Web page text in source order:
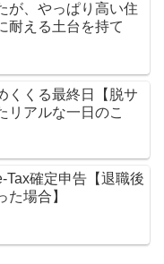
が、やっぱり高い住
耐える土台を持て
くくる最終日【脱サ
リアルな一日のこ
Tax確定申告【退職後
た場合】